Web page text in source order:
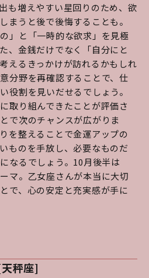
も増えやすい星回りのため、欲
まうと後で後悔することも。
」と「一時的な欲求」を見極
、金銭だけでなく「自分にと
えるきっかけが訪れるかもしれ
分野を再確認することで、仕
役割を見いだせるでしょう。
取り組んできたことが評価さ
で次のチャンスが広がりま
を整えることで金運アップの
ものを手放し、必要なものだ
なるでしょう。10月後半は
マ。乙女座さんが本当に大切
で、心の安定と充実感が手に
秤座]